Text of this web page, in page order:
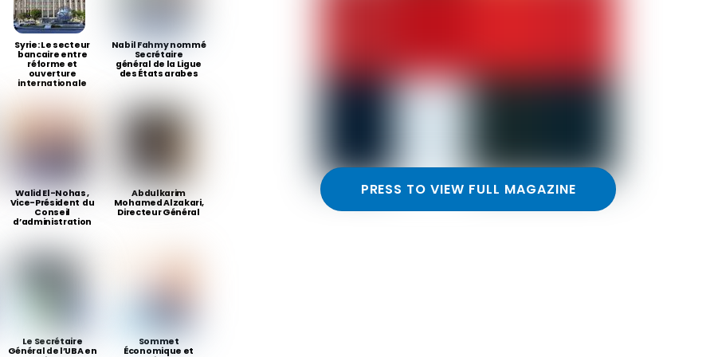
Syrie: Le secteur
bancaire entre
réforme et
ouverture
internationale
Nabil Fahmy nommé
Secrétaire
général de la Ligue
des États arabes
Walid El-Nohas ,
Vice-Président du
Conseil
d’administration
Abdulkarim
Mohamed Alzakari,
Directeur Général
Le Secrétaire
Général de l’UBA en
Sommet
Économique et
PRESS TO VIEW FULL MAGAZINE